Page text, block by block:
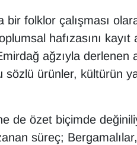
folklor çalışması
hafızasını kayıt
ağzıyla derlenen
ürünler, kültürün
de özet biçimde
süreç;